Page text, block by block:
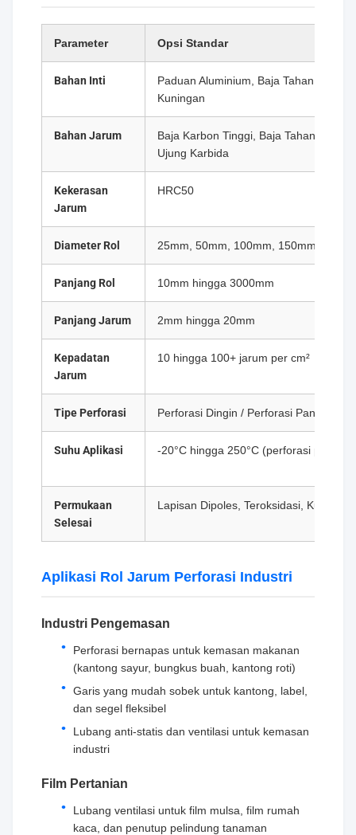
Parameter Opsi Standar
Bahan Inti
Paduan Aluminium, Baja Tahan Karat,
Kuningan
Bahan Jarum
Baja Karbon Tinggi, Baja Tahan Karat,
Ujung Karbida
Kekerasan
Jarum
HRC50
Diameter Rol 25mm, 50mm, 100mm, 150mm,
Panjang Rol 10mm hingga 3000mm
Panjang Jarum 2mm hingga 20mm
Kepadatan
Jarum
10 hingga 100+ jarum per cm²
Tipe Perforasi Perforasi Dingin / Perforasi Panas
Suhu Aplikasi -20°C hingga 250°C (perforasi panas)
Permukaan
Selesai
Lapisan Dipoles, Teroksidasi, Kustom
Aplikasi Rol Jarum Perforasi Industri
Industri Pengemasan
Perforasi bernapas untuk kemasan makanan
(kantong sayur, bungkus buah, kantong roti)
Garis yang mudah sobek untuk kantong, label,
dan segel fleksibel
Lubang anti-statis dan ventilasi untuk kemasan
industri
Film Pertanian
Lubang ventilasi untuk film mulsa, film rumah
kaca, dan penutup pelindung tanaman